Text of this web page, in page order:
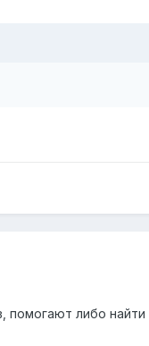
либо найти